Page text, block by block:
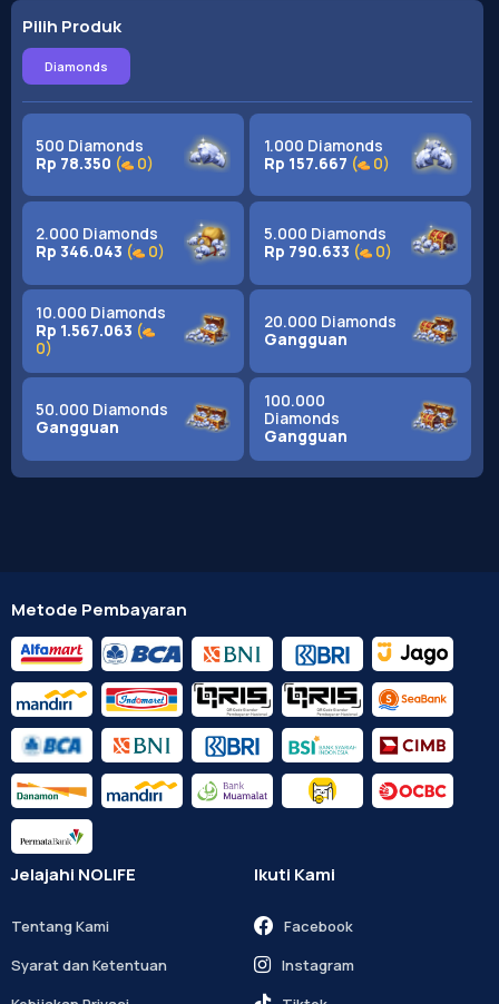
Pilih Produk
Diamonds
500 Diamonds
Rp 78.350 ( 0)
1.000 Diamonds
Rp 157.667 ( 0)
2.000 Diamonds
Rp 346.043 ( 0)
5.000 Diamonds
Rp 790.633 ( 0)
10.000 Diamonds
Rp 1.567.063 (
0)
20.000 Diamonds
Gangguan
50.000 Diamonds
Gangguan
100.000
Diamonds
Gangguan
Metode Pembayaran
Jelajahi NOLIFE
Tentang Kami
Syarat dan Ketentuan
Ikuti Kami
Facebook
Instagram